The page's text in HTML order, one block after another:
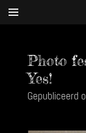
Ga
hoofdinhoud
Photo
Yes!
Gepubliceerd